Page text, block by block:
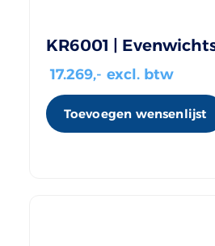
KR6001 |
17.269,- excl. btw
Toevoegen wensenlijst